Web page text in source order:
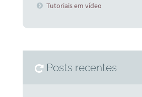
Tutoriais em vídeo
Posts recentes